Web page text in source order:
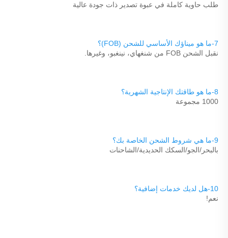
طلب حاوية كاملة في عبوة تصدير ذات جودة عالية
7-ما هو ميناؤك الأساسي للشحن (FOB)؟
نقبل الشحن FOB من شنغهاي، نينغبو، وغيرها.
8-ما هو طاقتك الإنتاجية الشهرية؟
1000 مجموعة
9-ما هي شروط الشحن الخاصة بك؟
بالبحر/الجو/السكك الحديدية/الشاحنات
10-هل لديك خدمات إضافية؟
نعم!